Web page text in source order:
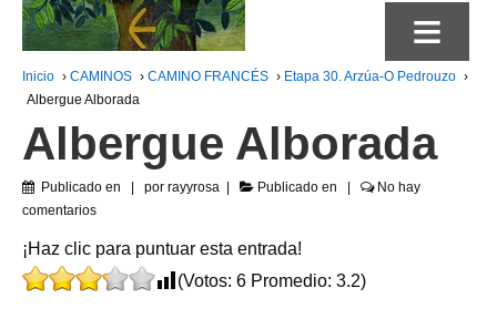
≡
Inicio › CAMINOS › CAMINO FRANCÉS › Etapa 30. Arzúa-O Pedrouzo ›
Albergue Alborada
Albergue Alborada
Publicado en por rayyrosa Publicado en
No hay
comentarios
¡Haz clic para puntuar esta entrada!
(Votos: 6 Promedio: 3.2)